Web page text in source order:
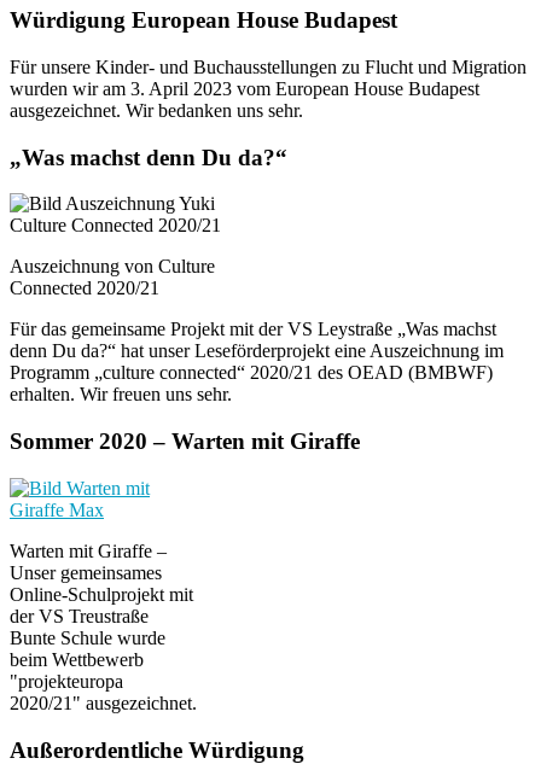
Würdigung European House Budapest
Für unsere Kinder- und Buchausstellungen zu Flucht und Migration
wurden wir am 3. April 2023 vom European House Budapest
ausgezeichnet. Wir bedanken uns sehr.
„Was machst denn Du da?“
Auszeichnung von Culture
Connected 2020/21
Für das gemeinsame Projekt mit der VS Leystraße „Was machst
denn Du da?“ hat unser Leseförderprojekt eine Auszeichnung im
Programm „culture connected“ 2020/21 des OEAD (BMBWF)
erhalten. Wir freuen uns sehr.
Sommer 2020 – Warten mit Giraffe
Warten mit Giraffe –
Unser gemeinsames
Online-Schulprojekt mit
der VS Treustraße
Bunte Schule wurde
beim Wettbewerb
"projekteuropa
2020/21" ausgezeichnet.
Außerordentliche Würdigung